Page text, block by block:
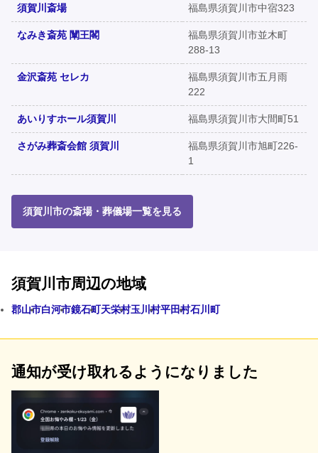
須賀川斎場 福島県須賀川市中宿323
なみき斎苑 闡王閣
福島県須賀川市並木町
288-13
金沢斎苑 セレカ
福島県須賀川市五月雨
222
あいりすホール須賀川 福島県須賀川市大間町51
さがみ葬斎会館 須賀川
福島県須賀川市旭町226-
1
須賀川市の斎場・葬儀場一覧を見る
須賀川市周辺の地域
郡山市白河市鏡石町天栄村玉川村平田村石川町
通知が受け取れるようになりました